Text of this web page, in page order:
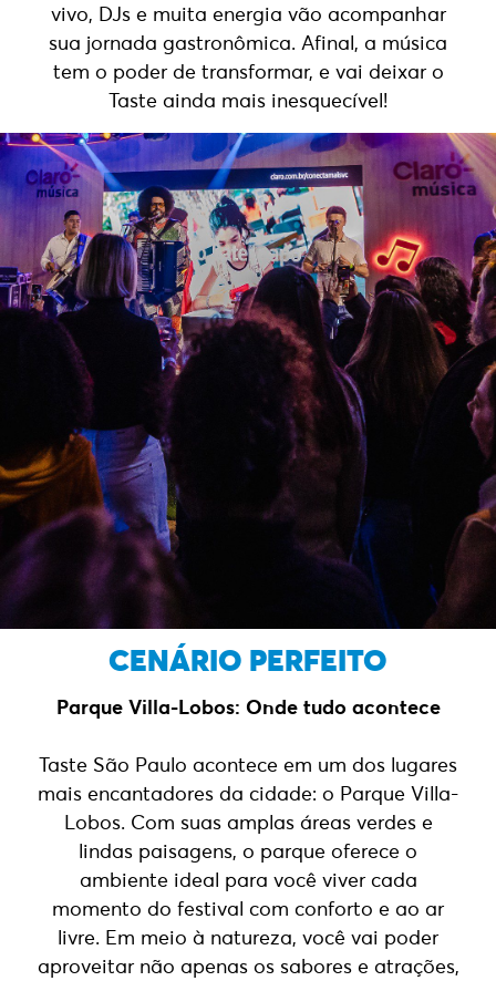
vivo, DJs e muita energia vão acompanhar
sua jornada gastronômica. Afinal, a música
tem o poder de transformar, e vai deixar o
Taste ainda mais inesquecível!
CENÁRIO PERFEITO
Parque Villa-Lobos: Onde tudo acontece
Taste São Paulo acontece em um dos lugares
mais encantadores da cidade: o Parque Villa-
Lobos. Com suas amplas áreas verdes e
lindas paisagens, o parque oferece o
ambiente ideal para você viver cada
momento do festival com conforto e ao ar
livre. Em meio à natureza, você vai poder
aproveitar não apenas os sabores e atrações,